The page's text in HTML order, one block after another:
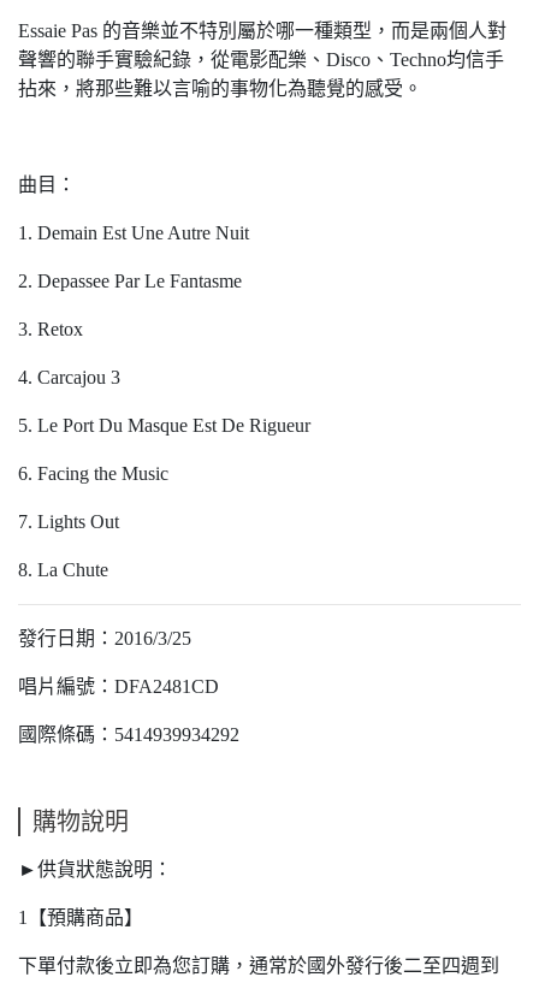
Essaie Pas 的音樂並不特別屬於哪一種類型，而是兩個人對
聲響的聯手實驗紀錄，從電影配樂、Disco、Techno均信手
拈來，將那些難以言喻的事物化為聽覺的感受。
曲目：
1. Demain Est Une Autre Nuit
2. Depassee Par Le Fantasme
3. Retox
4. Carcajou 3
5. Le Port Du Masque Est De Rigueur
6. Facing the Music
7. Lights Out
8. La Chute
發行日期：2016/3/25
唱片編號：DFA2481CD
國際條碼：5414939934292
購物說明
►供貨狀態說明：
1【預購商品】
下單付款後立即為您訂購，通常於國外發行後二至四週到